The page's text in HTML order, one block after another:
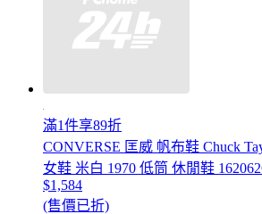
滿1件享89折
CONVERSE 匡威 帆布鞋 Chuck
女鞋 米白 1970 低筒 休閒鞋
$1,584
(售價已折)